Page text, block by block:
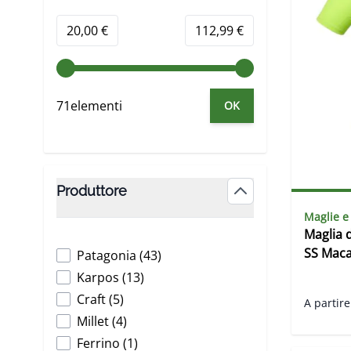
Minimum value
20,00 € Valore massimo
112,99 €
71elementi OK
Produttore
Patagonia (43products available
)
Karpos (13products available
)
Craft(5products available
)
Millet(4products available
)
Ferrino (1products available
)
Maglie
Maglia
SS
A